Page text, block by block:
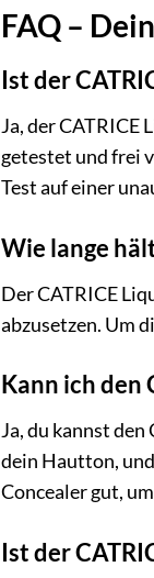
FAQ –
Ist der
Ja, der
getestet und frei
Test auf einer
Wie lange
Der CATRICE
abzusetzen. Um
Kann ich den
Ja, du kannst
dein Hautton,
Concealer gut,
Ist der